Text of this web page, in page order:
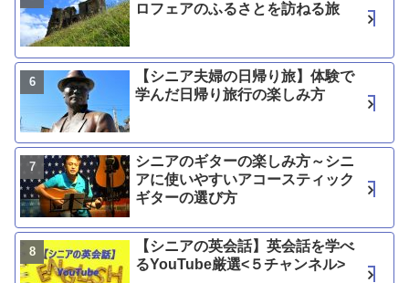
ロフェアのふるさとを訪ねる旅
【シニア夫婦の日帰り旅】体験で
学んだ日帰り旅行の楽しみ方
シニアのギターの楽しみ方～シニ
アに使いやすいアコースティック
ギターの選び方
【シニアの英会話】英会話を学べ
るYouTube厳選<５チャンネル>